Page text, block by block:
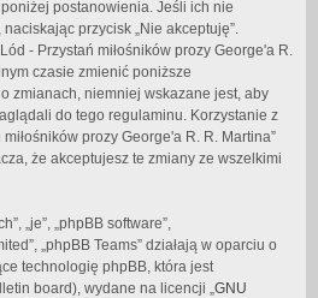
postanowienia. Jeśli ich nie
przycisk „Nie akceptuję”.
- Przystań miłośników prozy George'a R.
czasie zmienić poniższe
zmianach, niemniej wskazane jest, aby
do tego regulaminu. Korzystanie z
prozy George'a R. R. Martina”
że akceptujesz te zmiany ze wszelkimi
„je”, „phpBB software”,
„phpBB Teams” działają w oparciu o
technologię phpBB, która jest
board), wydane na licencji „GNU